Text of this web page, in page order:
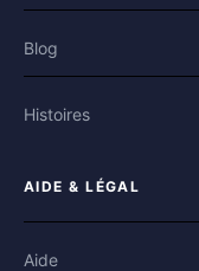
Blog
Histoires
AIDE & LÉGAL
Aide